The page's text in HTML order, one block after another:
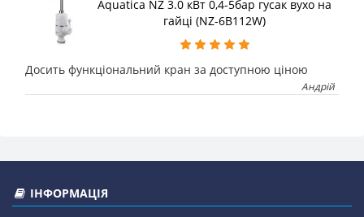
Aquatica NZ 3.0 кВт 0,4-5бар гусак вухо на
гайці (NZ-6B112W)
Досить функціональний кран за доступною ціною
Андрій
ІНФОРМАЦІЯ